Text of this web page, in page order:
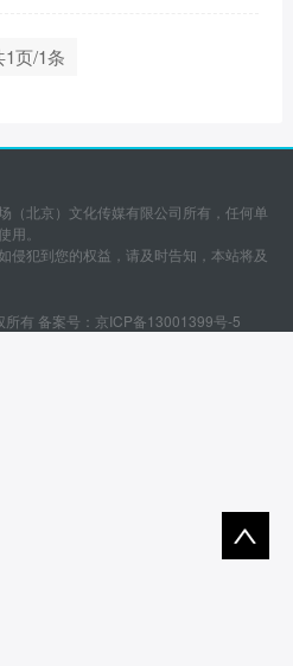
1页/1条
（北京）文化传媒有限公司所有，任何单
。
侵犯到您的权益，请及时告知，本站将及
有 备案号： 京ICP备13001399号-5